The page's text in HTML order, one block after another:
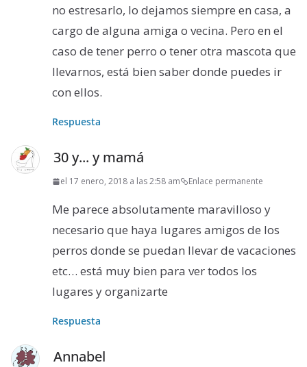
no estresarlo, lo dejamos siempre en casa, a
cargo de alguna amiga o vecina. Pero en el
caso de tener perro o tener otra mascota que
llevarnos, está bien saber donde puedes ir
con ellos.
Respuesta
30 y... y mamá
el 17 enero, 2018 a las 2:58 am Enlace permanente
Me parece absolutamente maravilloso y
necesario que haya lugares amigos de los
perros donde se puedan llevar de vacaciones
etc… está muy bien para ver todos los
lugares y organizarte
Respuesta
Annabel